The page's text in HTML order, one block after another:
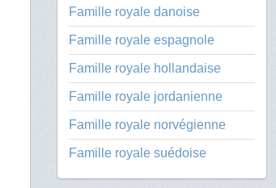
Famille royale danoise
Famille royale espagnole
Famille royale hollandaise
Famille royale jordanienne
Famille royale norvégienne
Famille royale suédoise